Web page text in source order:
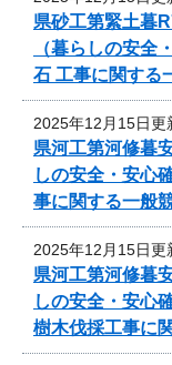
県砂工第緊土暮
（暮らしの安
石 工事に関する
2025年12月15日更
県河工第河修暮
しの安全・安心
事に関する一般
2025年12月15日更
県河工第河修暮
しの安全・安心
樹木伐採工事に